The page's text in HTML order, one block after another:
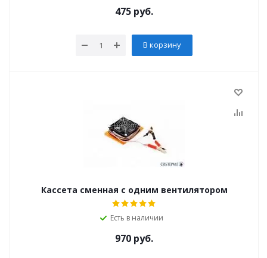
475 руб.
В корзину
Кассета сменная с одним вентилятором
Есть в наличии
970 руб.